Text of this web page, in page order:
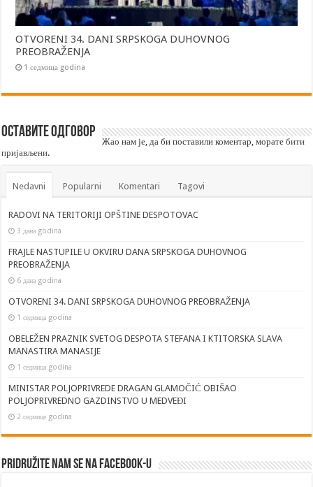
OTVORENI 34. DANI SRPSKOGA DUHOVNOG
PREOBRAŽENJA
1 седмица godina
Оставите одговор
Жао нам је, да би поставили коментар, моратебити
пријављени.
Nedavni Popularni Komentari Tagovi
RADOVI NA TERITORIJI OPŠTINE DESPOTOVAC
3 дана godina
FRAJLE NASTUPILE U OKVIRU DANA SRPSKOGA DUHOVNOG
PREOBRAŽENJA
6 дана godina
OTVORENI 34. DANI SRPSKOGA DUHOVNOG PREOBRAŽENJA
1 седмица godina
OBELEŽEN PRAZNIK SVETOG DESPOTA STEFANA I KTITORSKA SLAVA
MANASTIRA MANASIJE
1 седмица godina
MINISTAR POLJOPRIVREDE DRAGAN GLAMOČIĆ OBIŠAO
POLJOPRIVREDNO GAZDINSTVO U MEDVEĐI
2 седмице godina
Pridružite nam se na Facebook-u